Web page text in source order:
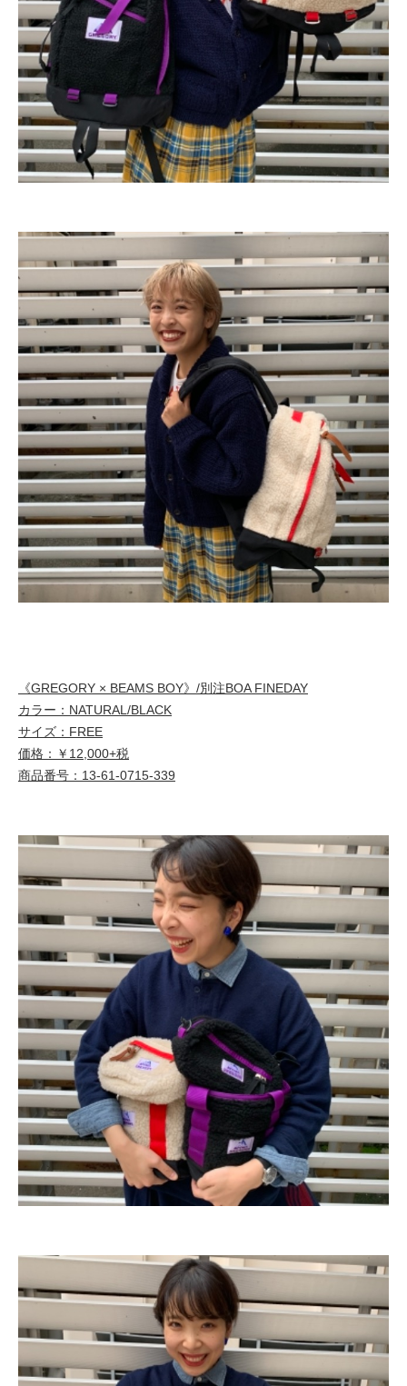
《GREGORY × BEAMS BOY》/別注BOA FINEDAY
カラー：NATURAL/BLACK
サイズ：FREE
価格：￥12,000+税
商品番号：13-61-0715-339